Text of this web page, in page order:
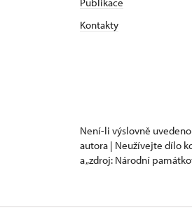
Publikace
Kontakty
Není-li výslovně
autora | Neužívejte dílo
a „zdroj: Národní